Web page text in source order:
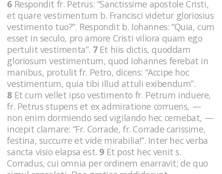
6 Respondit fr. Petrus: “Sanctissime apostole Cristi,
et quare vestimentum b. Francisci videtur gloriosius
vestimento tuo?”. Respondit b. Iohannes: “Quia, cum
esset in seculo, pro amore Cristi viliora quam ego
pertulit vestimenta”. 7Et hiis dictis, quoddam
gloriosum vestimentum, quod Iohannes ferebat in
manibus, protulit fr. Petro, dicens: “Accipe hoc
vestimentum, quia tibi illud attuli exibendum”.
8 Et cum vellet ipso vestimento fr. Petrum induere,
fr. Petrus stupens et ex admiratione corruens, —
non enim dormiendo sed vigilando hec cernebat, —
incepit clamare: “Fr. Corrade, fr. Corrade carissime,
festina, succurre et vide mirabilia!”. Inter hec verba
sancta visio elapsa est. 9 Et post hec venit s.
Corradus, cui omnia per ordinem enarravit; de quo